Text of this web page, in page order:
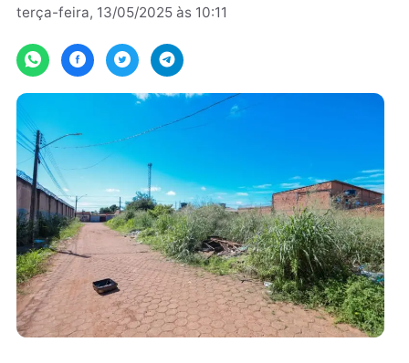
terça-feira, 13/05/2025 às 10:11